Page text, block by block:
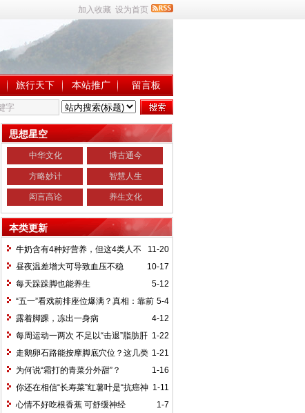
加入收藏 设为首页
旅行天下 本站推广 留言板
思想星空
中华文化 博古通今
方略妙计 智慧人生
闳言高论 养生文化
本类更新
11-20
牛奶含有4种好营养，但这4类人不
宜饮用
10-17
昼夜温差增大可导致血压不稳
5-12
每天跺跺脚也能养生
5-4
“五一”看戏前排座位爆满？真相：靠前
不一定最好
4-12
露着脚踝，冻出一身病
1-22
每周运动一两次 不足以“击退”脂肪肝
1-21
走鹅卵石路能按摩脚底穴位？这几类
人最好别走
1-16
为何说“霜打的青菜分外甜”？
1-11
你还在相信“长寿菜”红薯叶是“抗癌神
器”吗？
1-7
心情不好吃根香蕉 可舒缓神经